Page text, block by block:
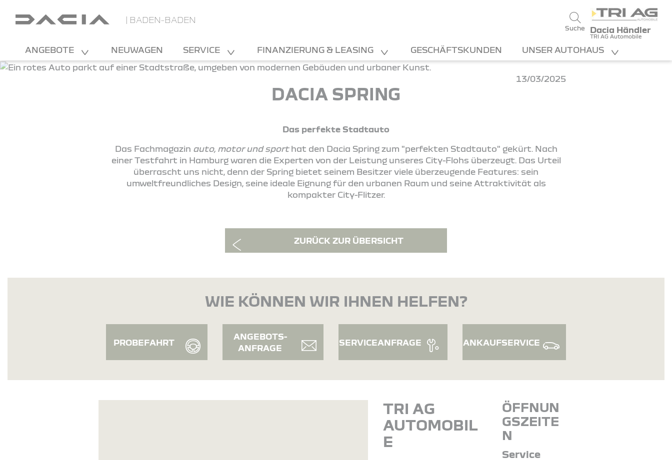
| BADEN-BADEN
Suche Dacia Händler
TRI AG Automobile
ANGEBOTE NEUWAGEN SERVICE FINANZIERUNG & LEASING GESCHÄFTSKUNDEN UNSER AUTOHAUS
13/03/2025
DACIA SPRING
Das perfekte Stadtauto
Das Fachmagazin auto, motor und sporthat den Dacia Spring zum "perfekten Stadtauto" gekürt. Nach
einer Testfahrt in Hamburg waren die Experten von der Leistung unseres City-Flohs überzeugt. Das Urteil
überrascht uns nicht, denn der Spring bietet seinem Besitzer viele überzeugende Features: sein
umweltfreundliches Design, seine ideale Eignung für den urbanen Raum und seine Attraktivität als
kompakter City-Flitzer.
ZURÜCK ZUR ÜBERSICHT
WIE KÖNNEN WIR IHNEN HELFEN?
PROBEFAHRT
ANGEBOTS-
ANFRAGE
SERVICEANFRAGE ANKAUFSERVICE
TRI AG
AUTOMOBIL
E
ÖFFNUN
GSZEITE
N
Service